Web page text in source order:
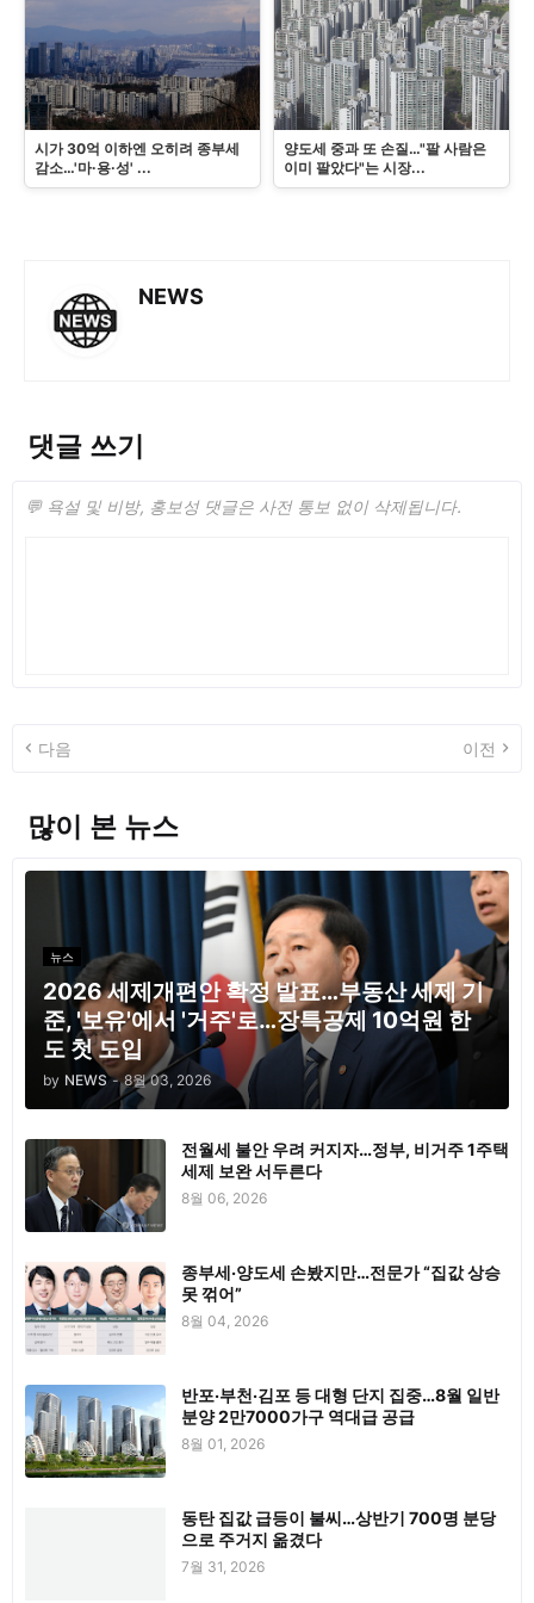
시가 30억 이하엔 오히려 종부세
감소…'마·용·성' ...
양도세 중과 또 손질…"팔 사람은
이미 팔았다"는 시장...
NEWS
댓글 쓰기
💬 욕설 및 비방, 홍보성 댓글은 사전 통보 없이 삭제됩니다.
다음 이전
많이 본 뉴스
뉴스
2026 세제개편안 확정 발표…부동산 세제 기
준, '보유'에서 '거주'로…장특공제 10억원 한
도 첫 도입
by NEWS - 8월 03, 2026
전월세 불안 우려 커지자…정부, 비거주 1주택
세제 보완 서두른다
8월 06, 2026
종부세·양도세 손봤지만…전문가 “집값 상승
못 꺾어”
8월 04, 2026
반포·부천·김포 등 대형 단지 집중…8월 일반
분양 2만7000가구 역대급 공급
8월 01, 2026
동탄 집값 급등이 불씨…상반기 700명 분당
으로 주거지 옮겼다
7월 31, 2026